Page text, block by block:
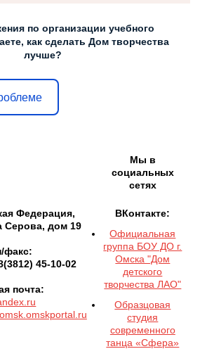
по организации учебного
как сделать Дом творчества
лучше?
Мы в
социальных
сетях
Федерация,
Серова, дом 19
факс:
45-10-02
почта:
ВКонтакте:
Официальная
группа БОУ ДО г.
Омска "Дом
детского
творчества ЛАО"
Образцовая
студия
современного
танца «Сфера»